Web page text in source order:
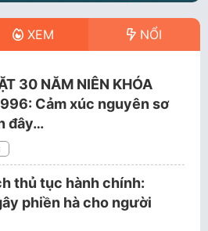
XEM NỔI
30 NĂM NIÊN KHÓA
Cảm xúc nguyên sơ
đây…
thủ tục hành chính:
phiền hà cho người